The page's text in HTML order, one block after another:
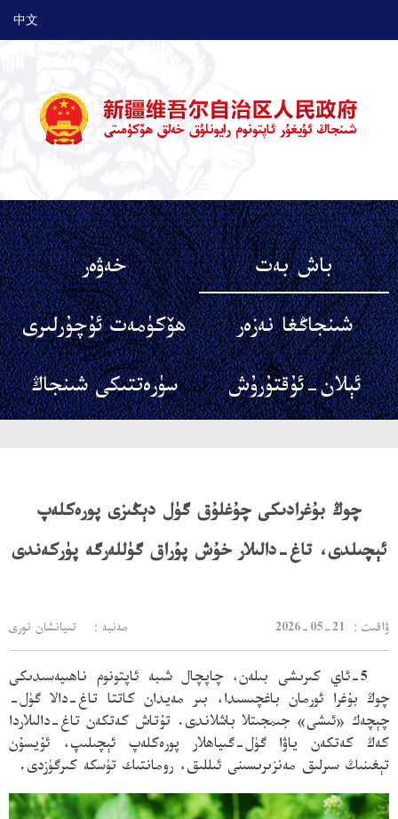
中文
باش بەت
خەۋەر
شىنجاڭغا نەزەر
ھۆكۈمەت ئۇچۇرلىرى
ئېلان-ئۇقتۇرۇش
سۈرەتتىكى شىنجاڭ
چوڭ بۇغرادىكى چۇغلۇق گۈل دېڭىزى پورەكلەپ
ئېچىلدى، تاغ-دالىلار خۇش پۇراق گۈللەرگە پۈركەندى
2026-05-21 ：ۋاقىت مەنبە： تىيانشان تورى
5-ئاي كىرىشى بىلەن، چاپچال شىبە ئاپتونوم ناھىيەسىدىكى
چوڭ بۇغرا ئورمان باغچىسىدا، بىر مەيدان كاتتا تاغ-دالا گۈل-
چېچەك «ئىشى» جىمجىتلا باشلاندى. تۇتاش كەتكەن تاغ-دالىلاردا
كەڭ كەتكەن ياۋا گۈل-گىياھلار پورەكلەپ ئېچىلىپ، ئۇيسۇن
تېغىنىڭ سىرلىق مەنزىرىسىنى ئىللىق، رومانتىك تۈسكە كىرگۈزدى.